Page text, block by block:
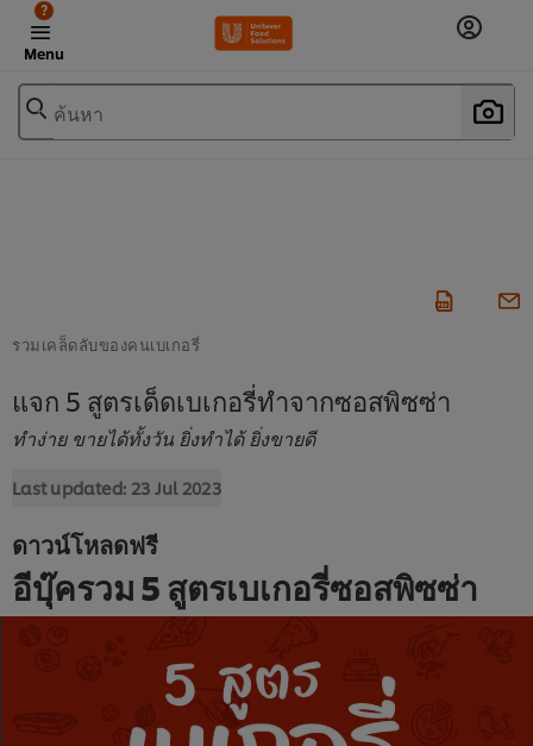
Menu
?
ค้นหา
รวมเคล็ดลับของคนเบเกอรี่
แจก 5 สูตรเด็ดเบเกอรี่ทำจากซอสพิซซ่า
ทำง่าย ขายได้ทั้งวัน ยิ่งทำได้ ยิ่งขายดี
Last updated: 23 Jul 2023
ดาวน์โหลดฟรี
อีบุ๊ครวม 5 สูตรเบเกอรี่ซอสพิซซ่า